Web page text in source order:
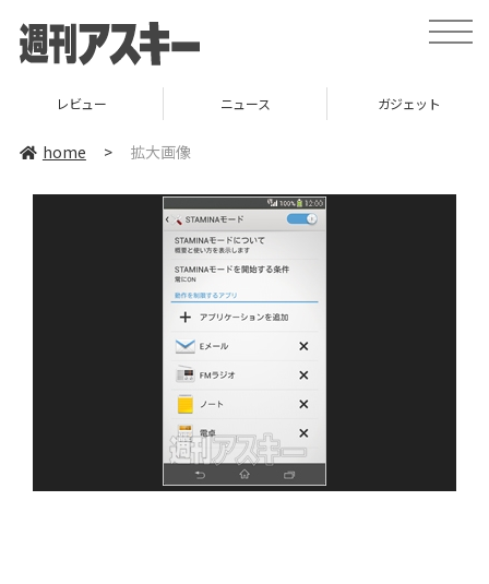
toggle
レビュー ニュース ガジェット
home > 拡大画像